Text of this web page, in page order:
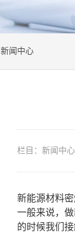
新闻中心
栏目：新闻中
新能源材料
一般来说，
的时候我们